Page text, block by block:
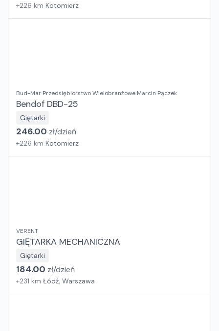
+226 km Kotomierz
Bud-Mar Przedsiębiorstwo Wielobranżowe Marcin Pączek
Bendof DBD-25
Giętarki
246.00 zł/dzień
+226 km Kotomierz
VERENT
GIĘTARKA MECHANICZNA
Giętarki
184.00 zł/dzień
+231 km Łódź, Warszawa